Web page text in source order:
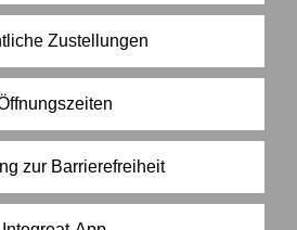
Zustellungen
zur Barrierefreiheit